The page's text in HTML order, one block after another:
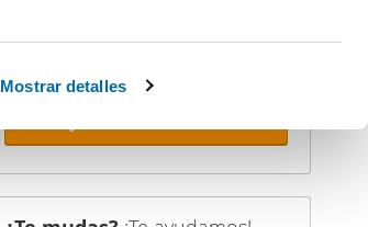
Mostrar detalles